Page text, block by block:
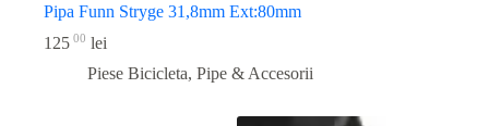
Pipa Funn Stryge 31,8mm Ext:80mm
125 00 lei
Piese Bicicleta, Pipe & Accesorii